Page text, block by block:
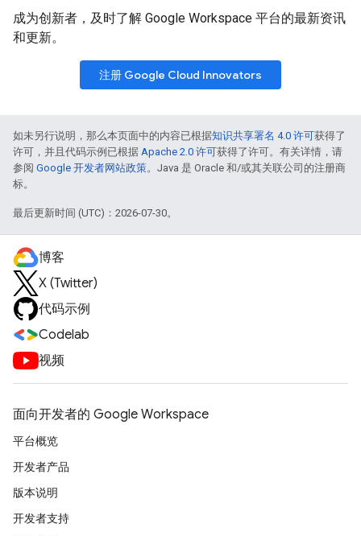
成为创新者，及时了解 Google Workspace 平台的最新资讯
和更新。
注册 Google Cloud Innovators
如未另行说明，那么本页面中的内容已根据知识共享署名 4.0 许可获得了
许可，并且代码示例已根据 Apache 2.0 许可获得了许可。有关详情，请
参阅 Google 开发者网站政策。Java 是 Oracle 和/或其关联公司的注册商
标。
最后更新时间 (UTC)：2026-07-30。
博客
X (Twitter)
代码示例
Codelab
视频
面向开发者的 Google Workspace
平台概览
开发者产品
版本说明
开发者支持